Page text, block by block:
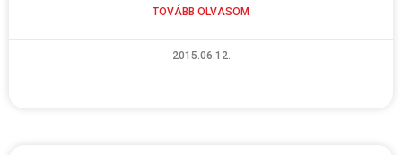
TOVÁBB OLVASOM
2015.06.12.